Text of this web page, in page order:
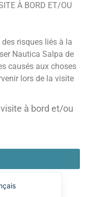
À BORD ET/OU
risques liés à la
Nautica Salpa de
causés aux choses
lors de la visite
à bord et/ou
(AO90)